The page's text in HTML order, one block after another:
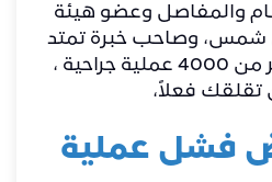
والمفاصل وعضو هيئة
شمس، وصاحب خبرة تمتد
لأكثر من 18 عاماً وأكثر من 4000 عملية جراحية ،
تقلقك فعلاً،
فشل عملية